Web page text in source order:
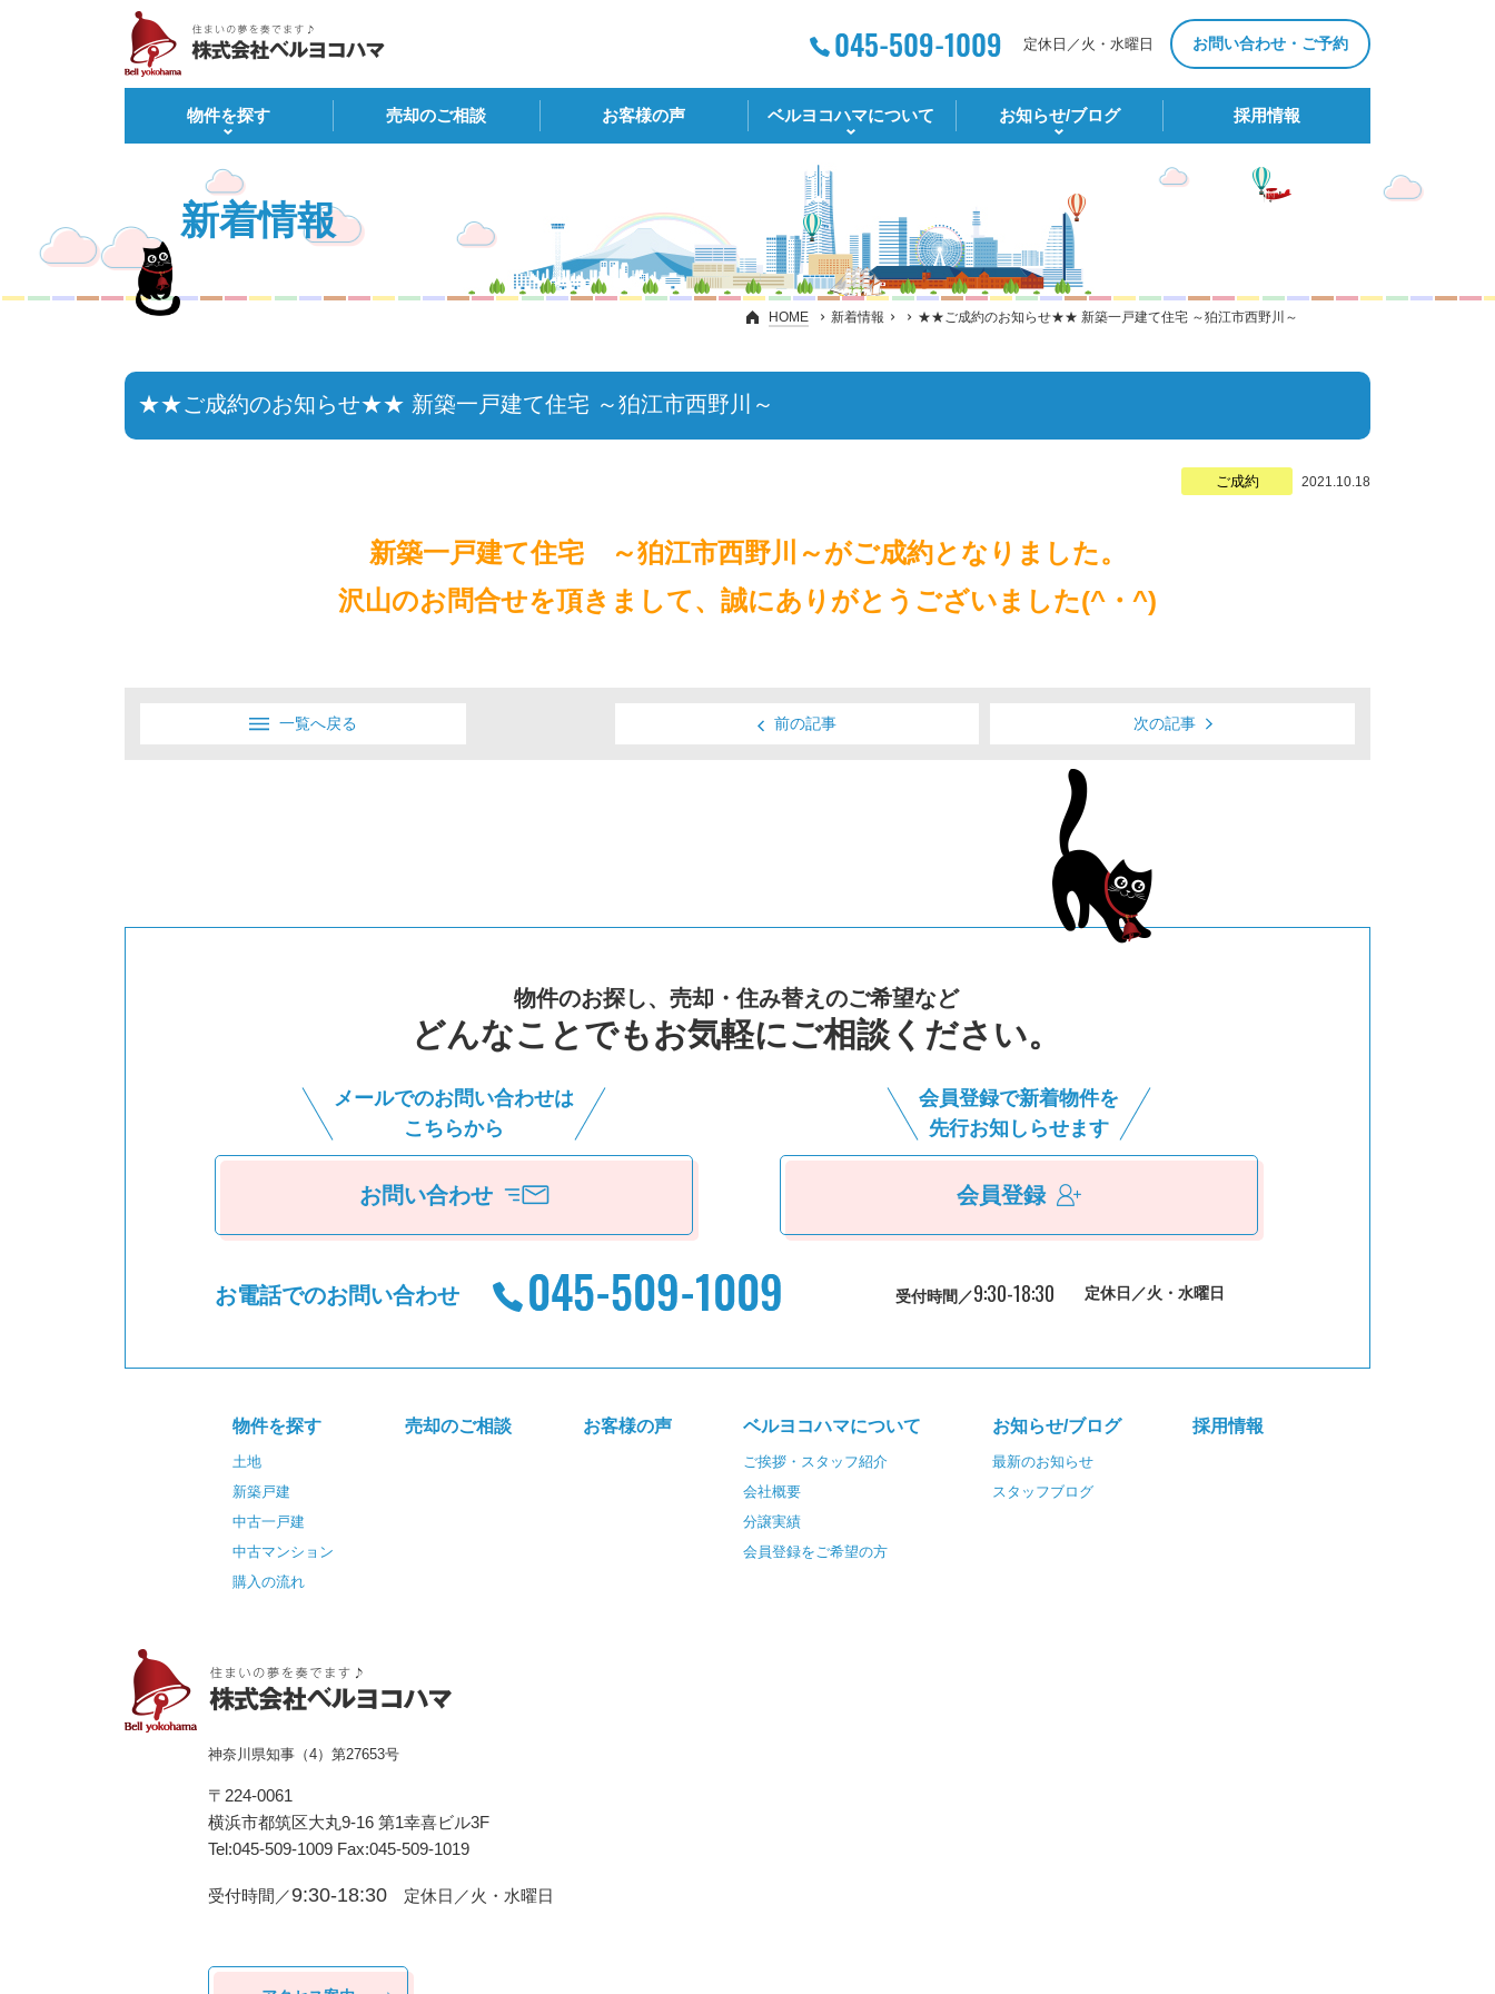
定休日／火・水曜日 お問い合わせ・ご予約
物件を探す 売却のご相談 お客様の声 ベルヨコハマについて お知らせ/ブログ 採⽤情報
新着情報
HOME 新着情報 ★★ご成約のお知らせ★★ 新築一戸建て住宅 ～狛江市西野川～
★★ご成約のお知らせ★★ 新築一戸建て住宅 ～狛江市西野川～
ご成約 2021.10.18
新築一戸建て住宅 ～狛江市西野川～がご成約となりました。
沢山のお問合せを頂きまして、誠にありがとうございました(^・^)
一覧へ戻る 次の記事
前の記事
物件のお探し、売却・住み替えのご希望など
どんなことでもお気軽にご相談ください。
メールでのお問い合わせは
こちらから
お問い合わせ
会員登録で新着物件を
先⾏お知しらせます
会員登録
お電話でのお問い合わせ 受付時間／9:30-18:30 定休日／火・水曜日
物件を探す
土地
新築戸建
中古一戸建
中古マンション
購入の流れ
売却のご相談 お客様の声 ベルヨコハマについて
ご挨拶・スタッフ紹介
会社概要
分譲実績
会員登録をご希望の方
お知らせ/ブログ
最新のお知らせ
スタッフブログ
採⽤情報
神奈川県知事（4）第27653号
〒224-0061
横浜市都筑区⼤丸9-16 第1幸喜ビル3F
Tel:045-509-1009 Fax:045-509-1019
受付時間／9:30-18:30 定休日／火・水曜日